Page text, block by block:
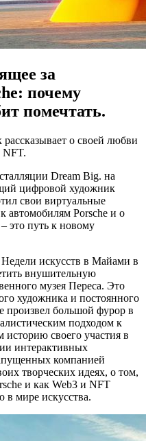
за
почему
помечтать.
о своей любви
NFT.
Dream Big. на
цифровой художник
свои виртуальные
автомобилям Porsche и о
это путь к новому
искусств в Майами в
внушительную
музея Переса. Это
художника и постоянного
произвел большой фурор в
подходом к
историю своего участия в
интерактивных
компанией
творческих идеях, о том,
и как Web3 и NFT
мире искусства.